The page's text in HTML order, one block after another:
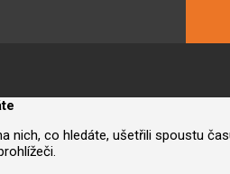
nich, co hledáte, ušetřili spoustu